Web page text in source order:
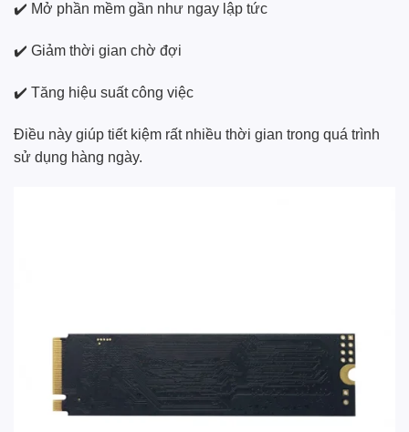
✔️ Mở phần mềm gần như ngay lập tức
✔️ Giảm thời gian chờ đợi
✔️ Tăng hiệu suất công việc
Điều này giúp tiết kiệm rất nhiều thời gian trong quá trình
sử dụng hàng ngày.